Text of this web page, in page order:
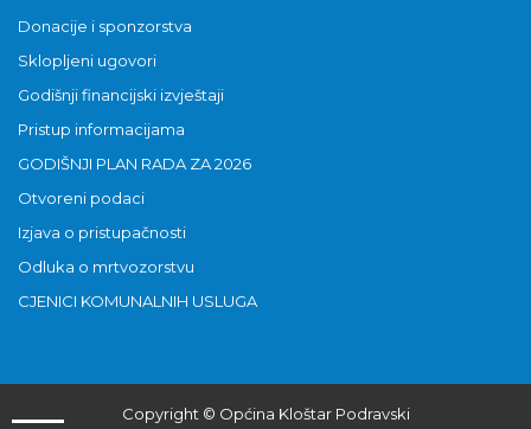
Donacije i sponzorstva
Sklopljeni ugovori
Godišnji financijski izvještaji
Pristup informacijama
GODIŠNJI PLAN RADA ZA 2026
Otvoreni podaci
Izjava o pristupačnosti
Odluka o mrtvozorstvu
CJENICI KOMUNALNIH USLUGA
Copyright © Općina Kloštar Podravski